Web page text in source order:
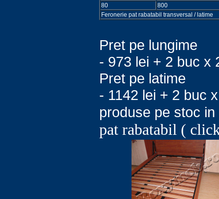
80
800
Feronerie pat rabatabil transversal / latime
Pret pe lungime
- 973 lei + 2 buc x
Pret pe latime
- 1142 lei + 2 buc
produse pe stoc
pat rabatabil (